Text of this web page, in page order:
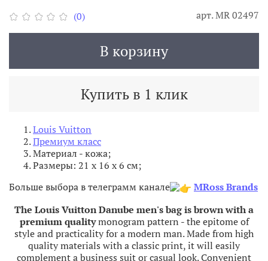
(0) арт.МR 02497
В корзину
Купить в 1 клик
Louis Vuitton
Премиум класс
Материал - кожа;
Размеры: 21 x 16 x 6 см;
Больше выбора в телеграмм канале
MRoss Brands
The Louis Vuitton Danube men's bag is brown with a
premium qualitymonogram pattern - the epitome of
style and practicality for a modern man. Made from high
quality materials with a classic print, it will easily
complement a business suit or casual look. Convenient